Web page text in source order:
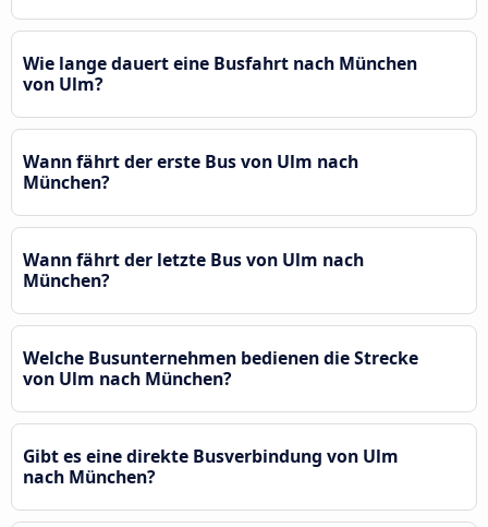
Wie lange dauert eine Busfahrt nach München
von Ulm?
Wann fährt der erste Bus von Ulm nach
München?
Wann fährt der letzte Bus von Ulm nach
München?
Welche Busunternehmen bedienen die Strecke
von Ulm nach München?
Gibt es eine direkte Busverbindung von Ulm
nach München?